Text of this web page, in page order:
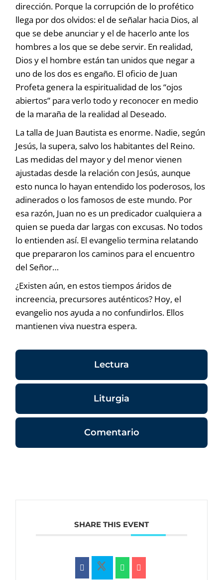
dirección. Porque la corrupción de lo profético
llega por dos olvidos: el de señalar hacia Dios, al
que se debe anunciar y el de hacerlo ante los
hombres a los que se debe servir. En realidad,
Dios y el hombre están tan unidos que negar a
uno de los dos es engaño. El oficio de Juan
Profeta genera la espiritualidad de los “ojos
abiertos” para verlo todo y reconocer en medio
de la maraña de la realidad al Deseado.
La talla de Juan Bautista es enorme. Nadie, según
Jesús, la supera, salvo los habitantes del Reino.
Las medidas del mayor y del menor vienen
ajustadas desde la relación con Jesús, aunque
esto nunca lo hayan entendido los poderosos, los
adinerados o los famosos de este mundo. Por
esa razón, Juan no es un predicador cualquiera a
quien se pueda dar largas con excusas. No todos
lo entienden así. El evangelio termina relatando
que prepararon los caminos para el encuentro
del Señor…
¿Existen aún, en estos tiempos áridos de
increencia, precursores auténticos? Hoy, el
evangelio nos ayuda a no confundirlos. Ellos
mantienen viva nuestra espera.
Lectura
Liturgia
Comentario
SHARE THIS EVENT